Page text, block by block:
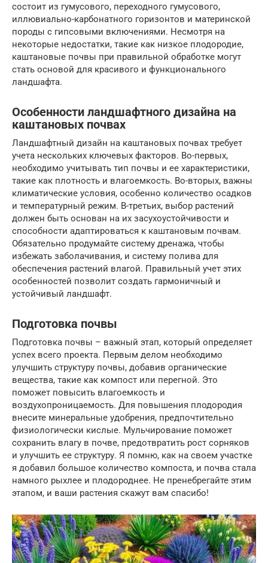
состоит из гумусового, переходного гумусового,
иллювиально-карбонатного горизонтов и материнской
породы с гипсовыми включениями. Несмотря на
некоторые недостатки, такие как низкое плодородие,
каштановые почвы при правильной обработке могут
стать основой для красивого и функционального
ландшафта.
Особенности ландшафтного дизайна на
каштановых почвах
Ландшафтный дизайн на каштановых почвах требует
учета нескольких ключевых факторов. Во-первых,
необходимо учитывать тип почвы и ее характеристики,
такие как плотность и влагоемкость. Во-вторых, важны
климатические условия, особенно количество осадков
и температурный режим. В-третьих, выбор растений
должен быть основан на их засухоустойчивости и
способности адаптироваться к каштановым почвам.
Обязательно продумайте систему дренажа, чтобы
избежать заболачивания, и систему полива для
обеспечения растений влагой. Правильный учет этих
особенностей позволит создать гармоничный и
устойчивый ландшафт.
Подготовка почвы
Подготовка почвы – важный этап, который определяет
успех всего проекта. Первым делом необходимо
улучшить структуру почвы, добавив органические
вещества, такие как компост или перегной. Это
поможет повысить влагоемкость и
воздухопроницаемость. Для повышения плодородия
внесите минеральные удобрения, предпочтительно
физиологически кислые. Мульчирование поможет
сохранить влагу в почве, предотвратить рост сорняков
и улучшить ее структуру. Я помню, как на своем участке
я добавил большое количество компоста, и почва стала
намного рыхлее и плодороднее. Не пренебрегайте этим
этапом, и ваши растения скажут вам спасибо!